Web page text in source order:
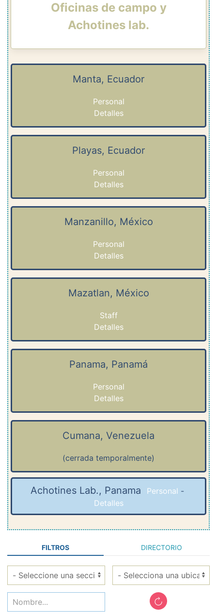
Oficinas de campo y
Achotines lab.
Manta, Ecuador
Personal
Detalles
Playas, Ecuador
Personal
Detalles
Manzanillo, México
Personal
Detalles
Mazatlan, México
Staff
Detalles
Panama, Panamá
Personal
Detalles
Cumana, Venezuela
(cerrada temporalmente)
Achotines Lab., Panama Personal -
Detalles
FILTROS DIRECTORIO